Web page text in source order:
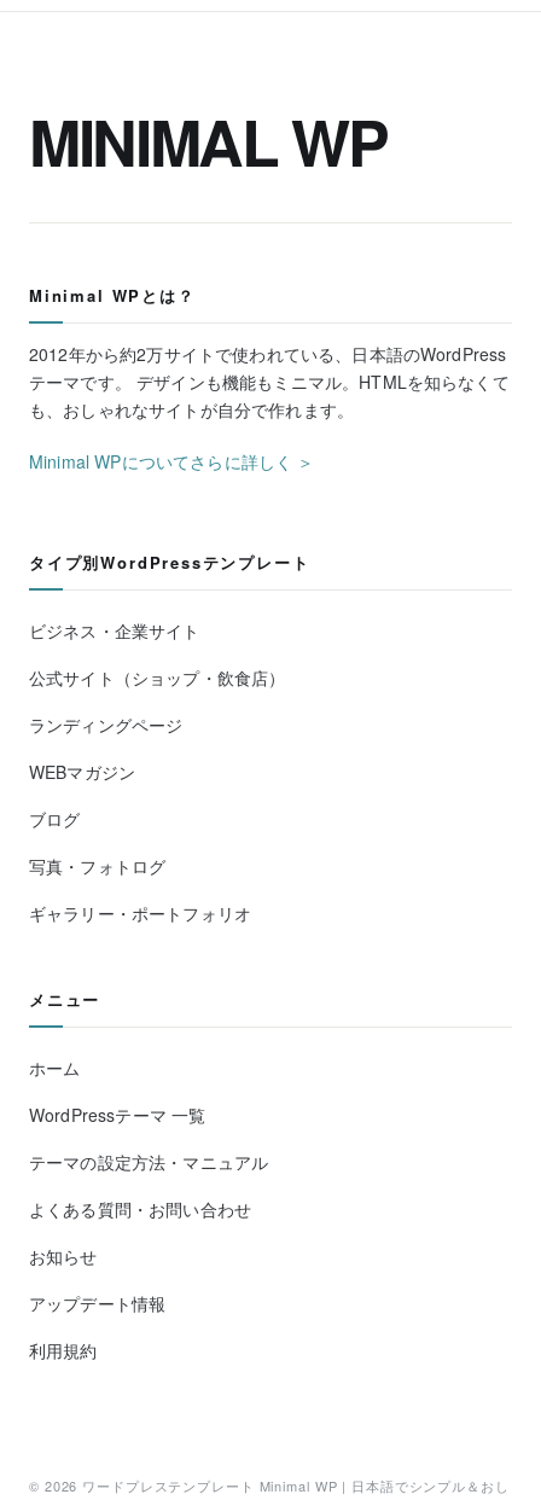
MINIMAL WP
Minimal WPとは？
2012年から約2万サイトで使われている、日本語のWordPress
テーマです。 デザインも機能もミニマル。HTMLを知らなくて
も、おしゃれなサイトが自分で作れます。
Minimal WPについてさらに詳しく ＞
タイプ別WordPressテンプレート
ビジネス・企業サイト
公式サイト（ショップ・飲食店）
ランディングページ
WEBマガジン
ブログ
写真・フォトログ
ギャラリー・ポートフォリオ
メニュー
ホーム
WordPressテーマ 一覧
テーマの設定方法・マニュアル
よくある質問・お問い合わせ
お知らせ
アップデート情報
利用規約
© 2026 ワードプレステンプレート Minimal WP | 日本語でシンプル＆おし